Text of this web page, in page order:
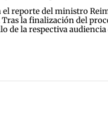
el reporte del ministro
la finalización del
de la respectiva